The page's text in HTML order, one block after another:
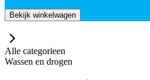
Bekijk winkelwagen
Alle categorieen
Wassen en drogen